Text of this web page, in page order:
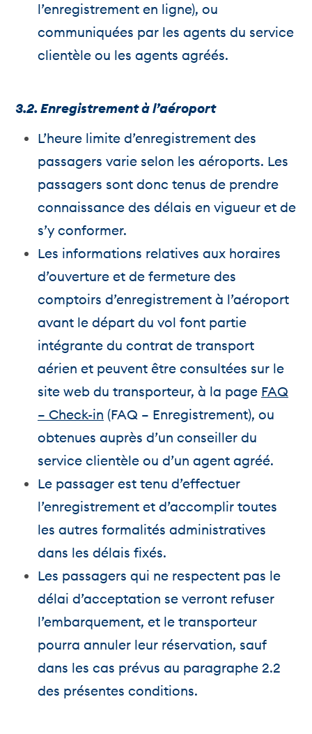
l’enregistrement en ligne), ou
communiquées par les agents du service
clientèle ou les agents agréés.
3.2. Enregistrement à l’aéroport
L’heure limite d’enregistrement des
passagers varie selon les aéroports. Les
passagers sont donc tenus de prendre
connaissance des délais en vigueur et de
s’y conformer.
Les informations relatives aux horaires
d’ouverture et de fermeture des
comptoirs d’enregistrement à l’aéroport
avant le départ du vol font partie
intégrante du contrat de transport
aérien et peuvent être consultées sur le
site web du transporteur, à la page FAQ
– Check-in (FAQ – Enregistrement), ou
obtenues auprès d’un conseiller du
service clientèle ou d’un agent agréé.
Le passager est tenu d’effectuer
l’enregistrement et d’accomplir toutes
les autres formalités administratives
dans les délais fixés.
Les passagers qui ne respectent pas le
délai d’acceptation se verront refuser
l’embarquement, et le transporteur
pourra annuler leur réservation, sauf
dans les cas prévus au paragraphe 2.2
des présentes conditions.